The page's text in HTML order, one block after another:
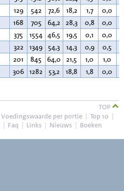
129 542 72,6 18,2 1,7 0,0
168 705 64,2 28,3 0,8 0,0
375 1554 46,5 19,5 0,1 0,0
322 1349 54,3 14,3 0,9 0,5
201 845 64,0 21,5 1,0 1,0
306 1282 53,2 18,8 1,8 0,0
TOP
Voedingswaarde per portie | Top 10 |
| Faq | Links | Nieuws | Boeken